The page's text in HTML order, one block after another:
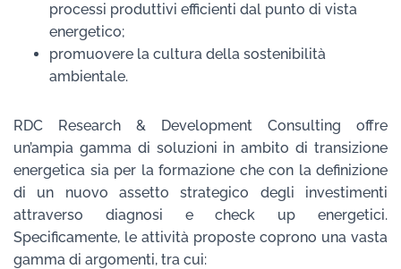
processi produttivi efficienti dal punto di vista
energetico;
promuovere la cultura della sostenibilità
ambientale.
RDC Research & Development Consulting offre
un’ampia gamma di soluzioni in ambito di transizione
energetica sia per la formazione che con la definizione
di un nuovo assetto strategico degli investimenti
attraverso diagnosi e check up energetici.
Specificamente, le attività proposte coprono una vasta
gamma di argomenti, tra cui: